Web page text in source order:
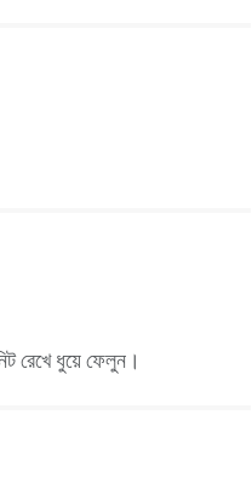
রেখে ধুয়ে ফেলুন।